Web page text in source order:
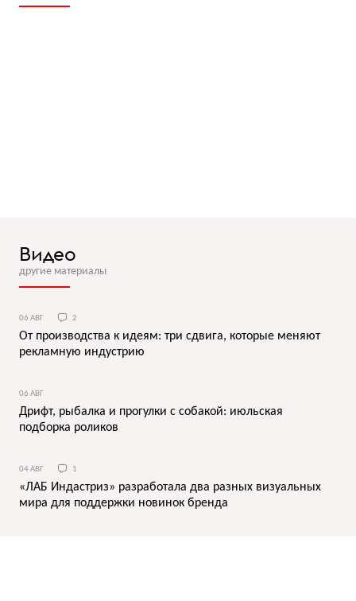
Видео
другие материалы
06 АВГ 2
От производства к идеям: три сдвига, которые меняют
рекламную индустрию
06 АВГ
Дрифт, рыбалка и прогулки с собакой: июльская
подборка роликов
04 АВГ 1
«ЛАБ Индастриз» разработала два разных визуальных
мира для поддержки новинок бренда